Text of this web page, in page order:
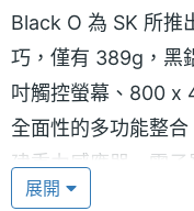
Black O 為 SK 所推
巧，僅有 389g，黑
吋觸控螢幕、800 x
全面性的多功能整
建重力感應器、電
適合隨身攜帶，只
展開